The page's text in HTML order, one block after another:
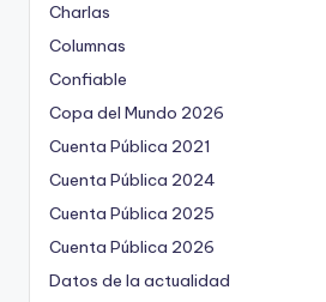
Charlas
Columnas
Confiable
Copa del Mundo 2026
Cuenta Pública 2021
Cuenta Pública 2024
Cuenta Pública 2025
Cuenta Pública 2026
Datos de la actualidad